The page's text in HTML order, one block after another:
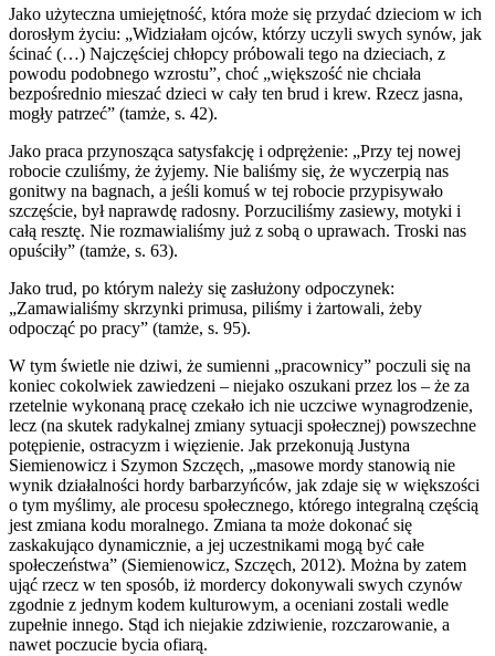
Jako użyteczna umiejętność, która może się przydać dzieciom w ich
dorosłym życiu: „Widziałam ojców, którzy uczyli swych synów, jak
ścinać (…) Najczęściej chłopcy próbowali tego na dzieciach, z
powodu podobnego wzrostu”, choć „większość nie chciała
bezpośrednio mieszać dzieci w cały ten brud i krew. Rzecz jasna,
mogły patrzeć” (tamże, s. 42).
Jako praca przynosząca satysfakcję i odprężenie: „Przy tej nowej
robocie czuliśmy, że żyjemy. Nie baliśmy się, że wyczerpią nas
gonitwy na bagnach, a jeśli komuś w tej robocie przypisywało
szczęście, był naprawdę radosny. Porzuciliśmy zasiewy, motyki i
całą resztę. Nie rozmawialiśmy już z sobą o uprawach. Troski nas
opuściły” (tamże, s. 63).
Jako trud, po którym należy się zasłużony odpoczynek:
„Zamawialiśmy skrzynki primusa, piliśmy i żartowali, żeby
odpocząć po pracy” (tamże, s. 95).
W tym świetle nie dziwi, że sumienni „pracownicy” poczuli się na
koniec cokolwiek zawiedzeni – niejako oszukani przez los – że za
rzetelnie wykonaną pracę czekało ich nie uczciwe wynagrodzenie,
lecz (na skutek radykalnej zmiany sytuacji społecznej) powszechne
potępienie, ostracyzm i więzienie. Jak przekonują Justyna
Siemienowicz i Szymon Szczęch, „masowe mordy stanowią nie
wynik działalności hordy barbarzyńców, jak zdaje się w większości
o tym myślimy, ale procesu społecznego, którego integralną częścią
jest zmiana kodu moralnego. Zmiana ta może dokonać się
zaskakująco dynamicznie, a jej uczestnikami mogą być całe
społeczeństwa” (Siemienowicz, Szczęch, 2012). Można by zatem
ująć rzecz w ten sposób, iż mordercy dokonywali swych czynów
zgodnie z jednym kodem kulturowym, a oceniani zostali wedle
zupełnie innego. Stąd ich niejakie zdziwienie, rozczarowanie, a
nawet poczucie bycia ofiarą.